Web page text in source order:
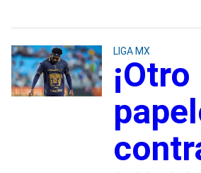
LIGA MX
¡Otro